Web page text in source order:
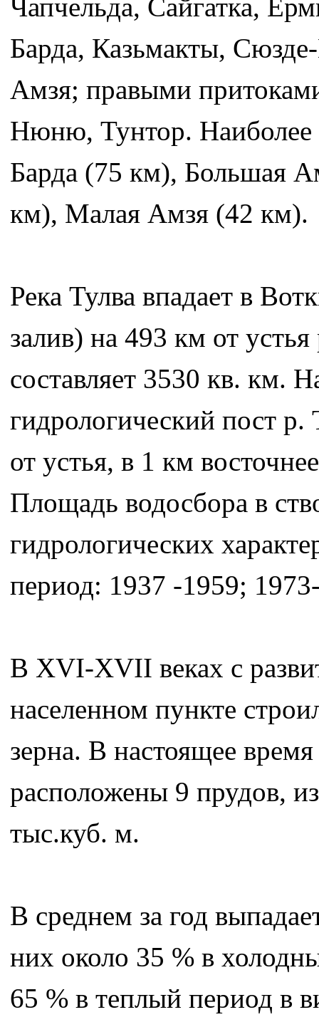
Чапчельда, Сайгатка,
Барда, Казьмакты,
Амзя; правыми
Нюню, Тунтор. Наиболее
Барда (75 км), Большая
км), Малая Амзя (42 км).
Река Тулва впадает в
залив) на 493 км от
составляет 3530 кв. км.
гидрологический пост
от устья, в 1 км
Площадь водосбора в
гидрологических
период: 1937 -1959;
В XVI-XVII веках с
населенном пункте
зерна. В настоящее
расположены 9 прудов,
тыс.куб. м.
В среднем за год
них около 35 % в
65 % в теплый период в